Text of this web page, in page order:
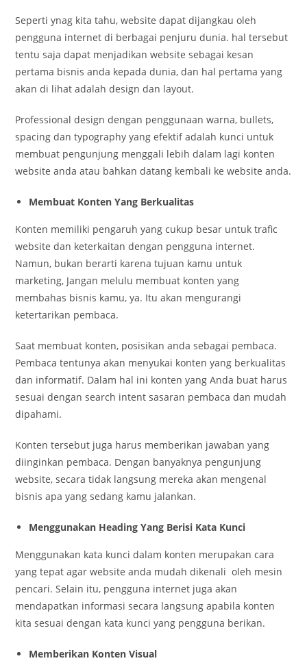
Seperti ynag kita tahu, website dapat dijangkau oleh
pengguna internet di berbagai penjuru dunia. hal tersebut
tentu saja dapat menjadikan website sebagai kesan
pertama bisnis anda kepada dunia, dan hal pertama yang
akan di lihat adalah design dan layout.
Professional design dengan penggunaan warna, bullets,
spacing dan typography yang efektif adalah kunci untuk
membuat pengunjung menggali lebih dalam lagi konten
website anda atau bahkan datang kembali ke website anda.
Membuat Konten Yang Berkualitas
Konten memiliki pengaruh yang cukup besar untuk trafic
website dan keterkaitan dengan pengguna internet.
Namun, bukan berarti karena tujuan kamu untuk
marketing, Jangan melulu membuat konten yang
membahas bisnis kamu, ya. Itu akan mengurangi
ketertarikan pembaca.
Saat membuat konten, posisikan anda sebagai pembaca.
Pembaca tentunya akan menyukai konten yang berkualitas
dan informatif. Dalam hal ini konten yang Anda buat harus
sesuai dengan search intent sasaran pembaca dan mudah
dipahami.
Konten tersebut juga harus memberikan jawaban yang
diinginkan pembaca. Dengan banyaknya pengunjung
website, secara tidak langsung mereka akan mengenal
bisnis apa yang sedang kamu jalankan.
Menggunakan Heading Yang Berisi Kata Kunci
Menggunakan kata kunci dalam konten merupakan cara
yang tepat agar website anda mudah dikenali oleh mesin
pencari. Selain itu, pengguna internet juga akan
mendapatkan informasi secara langsung apabila konten
kita sesuai dengan kata kunci yang pengguna berikan.
Memberikan Konten Visual